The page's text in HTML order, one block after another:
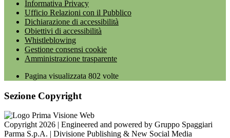
Informativa Privacy
Ufficio Relazioni con il Pubblico
Dichiarazione di accessibilità
Obiettivi di accessibilità
Whistleblowing
Gestione consensi cookie
Amministrazione trasparente
Pagina visualizzata 802 volte
Sezione Copyright
Copyright 2026 | Engineered and powered by Gruppo Spaggiari
Parma S.p.A. | Divisione Publishing & New Social Media